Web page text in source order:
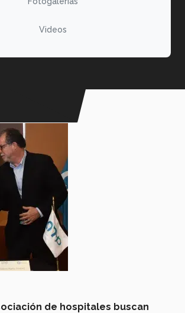
Videos
de hospitales buscan